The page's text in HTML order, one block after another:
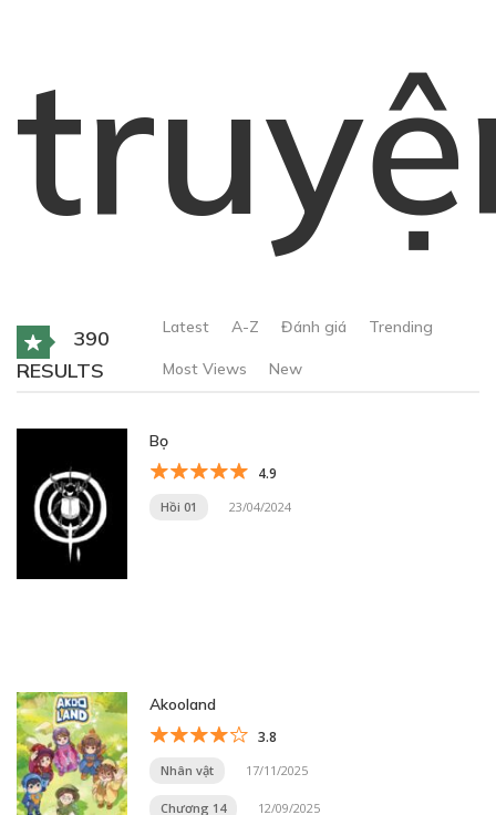
390
RESULTS
Latest A-Z Đánh giá Trending
Most Views New
Bọ
4.9
Hồi 01 23/04/2024
Akooland
3.8
Nhân vật 17/11/2025
Chương 14 12/09/2025